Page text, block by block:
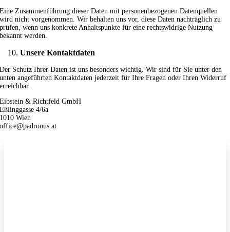
Eine Zusammenführung dieser Daten mit personenbezogenen Datenquellen
wird nicht vorgenommen. Wir behalten uns vor, diese Daten nachträglich zu
prüfen, wenn uns konkrete Anhaltspunkte für eine rechtswidrige Nutzung
bekannt werden.
Unsere Kontaktdaten
Der Schutz Ihrer Daten ist uns besonders wichtig. Wir sind für Sie unter den
unten angeführten Kontaktdaten jederzeit für Ihre Fragen oder Ihren Widerruf
erreichbar.
Eibstein & Richtfeld GmbH
Eßlinggasse 4/6a
1010 Wien
office@padronus.at